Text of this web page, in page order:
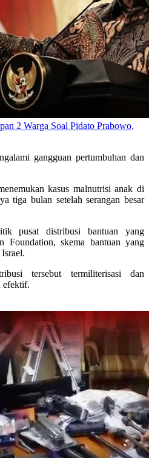
2 Warga Soal Pidato Prabowo,
gangguan pertumbuhan dan
kasus malnutrisi anak di
tiga bulan setelah serangan besar
pusat distribusi bantuan yang
Foundation, skema bantuan yang
tersebut termiliterisasi dan
efektif.